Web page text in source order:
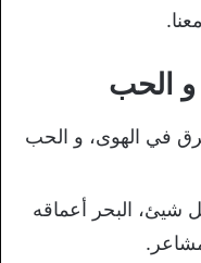
و الحب
في الهوى، و الحب
شيئ، البحر أعماقه